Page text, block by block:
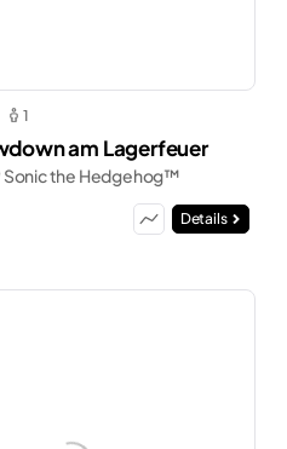
1
am Lagerfeuer
Sonic the Hedgehog™
Details